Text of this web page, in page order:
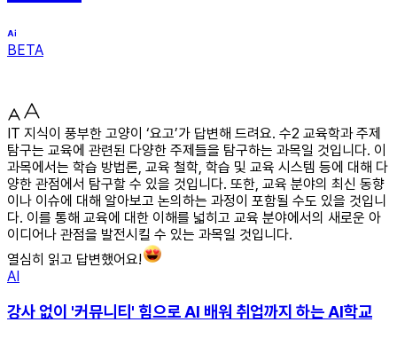
BETA
IT 지식이 풍부한 고양이 ‘요고’가 답변해 드려요. 수2 교육학과 주제
탐구는 교육에 관련된 다양한 주제들을 탐구하는 과목일 것입니다. 이
과목에서는 학습 방법론, 교육 철학, 학습 및 교육 시스템 등에 대해 다
양한 관점에서 탐구할 수 있을 것입니다. 또한, 교육 분야의 최신 동향
이나 이슈에 대해 알아보고 논의하는 과정이 포함될 수도 있을 것입니
다. 이를 통해 교육에 대한 이해를 넓히고 교육 분야에서의 새로운 아
이디어나 관점을 발전시킬 수 있는 과목일 것입니다.
열심히 읽고 답변했어요!
AI
강사 없이 '커뮤니티' 힘으로 AI 배워 취업까지 하는 AI학교